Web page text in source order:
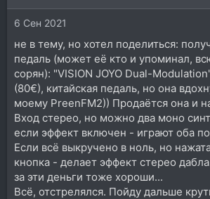
6 Сен 2021
не в тему, но хотел поделиться:
педаль (может её кто и упоминал,
сорян): "VISION JOYO Dual-
(80€), китайская педаль, но она
моему PreenFM2)) Продаётся она и
Вход стерео, но можно два моно
если эффект включен - играют оба
Если всё выкручено в ноль, но
кнопка - делает эффект стерео
за эти деньги тоже хороши...
Всё, отстрелялся. Пойду дальше